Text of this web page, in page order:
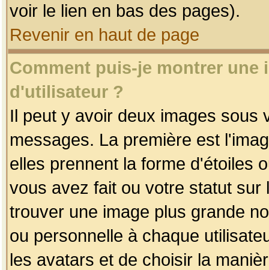
voir le lien en bas des pages).
Revenir en haut de page
Comment puis-je montrer une
d'utilisateur ?
Il peut y avoir deux images sous
messages. La première est
elles prennent la forme d'étoiles
vous avez fait ou votre statut
trouver une image plus grande
ou personnelle à chaque
les avatars et de choisir la